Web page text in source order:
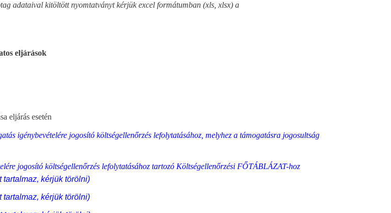
adataival kitöltött nyomtatványt kérjük excel formátumban (xls, xlsx) a
eljárások
eljárás esetén
igénybevételére jogosító költségellenőrzés lefolytatásához, melyhez a támogatásra jogosultság
jogosító költségellenőrzés lefolytatásához tartozó Költségellenőrzési FŐTÁBLÁZAT-hoz
tartalmaz, kérjük törölni)
tartalmaz, kérjük törölni)